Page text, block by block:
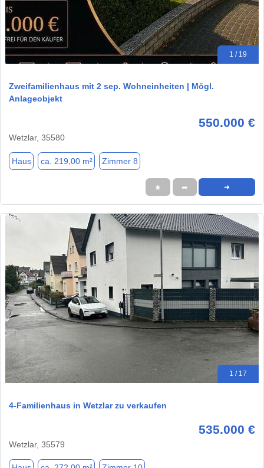
1 / 19
Zweifamilienhaus mit 2 sep. Wohneinheiten | Mögl.
Anlageobjekt
550.000 €
Wetzlar, 35580
Haus ca. 219,00 m² Zimmer 8
★ ➦ ➜
1 / 17
4-Familienhaus in Wetzlar zu verkaufen
535.000 €
Wetzlar, 35579